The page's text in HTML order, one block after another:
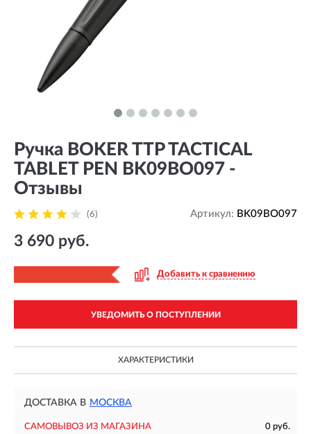
Ручка BOKER TTP TACTICAL
TABLET PEN BK09BO097 -
Отзывы
(6) Артикул: BK09BO097
3 690 руб.
Добавить к сравнению
УВЕДОМИТЬ О ПОСТУПЛЕНИИ
ХАРАКТЕРИСТИКИ
ДОСТАВКА В МОСКВА
САМОВЫВОЗ ИЗ МАГАЗИНА
0 руб.